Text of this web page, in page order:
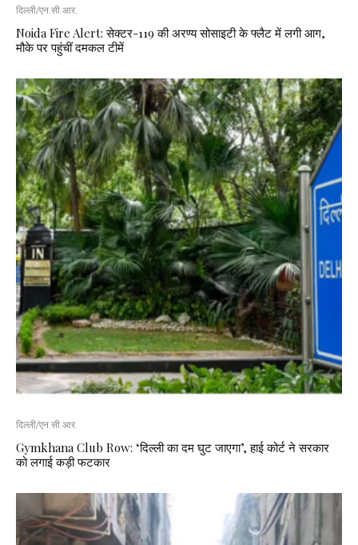
दिल्ली/एन.सी.आर.
Noida Fire Alert: सेक्टर-119 की अरण्य सोसाइटी के फ्लैट में लगी आग,
मौके पर पहुंचीं दमकल टीमें
दिल्ली/एन.सी.आर.
Gymkhana Club Row: ‘दिल्ली का दम घुट जाएगा’, हाई कोर्ट ने सरकार
को लगाई कड़ी फटकार